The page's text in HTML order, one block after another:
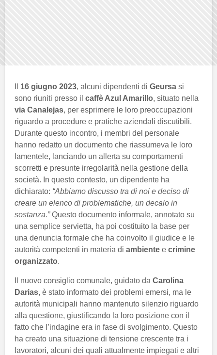
16 giugno 2023, alcuni dipendenti di Geursa si
sono riuniti presso il caffè Azul Amarillo, situato nella
via Canalejas, per esprimere le loro preoccupazioni
riguardo a procedure e pratiche aziendali discutibili.
Durante questo incontro, i membri del personale
hanno redatto un documento che riassumeva le loro
lamentele, lanciando un allerta su comportamenti
scorretti e presunte irregolarità nella gestione della
società. In questo contesto, un dipendente ha
dichiarato: “Abbiamo discusso tra di noi e deciso di
creare un elenco di problematiche, un decalo in
sostanza.”Questo documento informale, annotato su
una semplice servietta, ha poi costituito la base per
una denuncia formale che ha coinvolto il giudice e le
autorità competenti in materia di ambiente e crimine
organizzato.
Il nuovo consiglio comunale, guidato da Carolina
Darias, è stato informato dei problemi emersi, ma le
autorità municipali hanno mantenuto silenzio riguardo
alla questione, giustificando la loro posizione con il
fatto che l’indagine era in fase di svolgimento. Questo
ha creato una situazione di tensione crescente tra i
lavoratori, alcuni dei quali attualmente impiegati e altri